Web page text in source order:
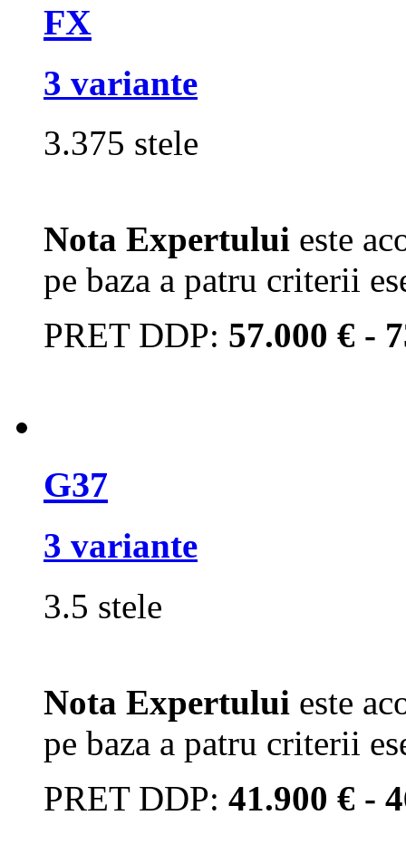
FX
3 variante
3.375 stele
Nota Expertului este
pe baza a patru criterii
PRET DDP: 57.000 € -
G37
3 variante
3.5 stele
Nota Expertului este
pe baza a patru criterii
PRET DDP: 41.900 € -